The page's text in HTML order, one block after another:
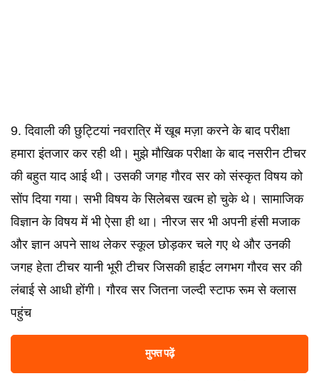
9. दिवाली की छुट्टियां नवरात्रि में खूब मज़ा करने के बाद परीक्षा
हमारा इंतजार कर रही थी। मुझे मौखिक परीक्षा के बाद नसरीन टीचर
की बहुत याद आई थी। उसकी जगह गौरव सर को संस्कृत विषय को
सोंप दिया गया। सभी विषय के सिलेबस खत्म हो चुके थे। सामाजिक
विज्ञान के विषय में भी ऐसा ही था। नीरज सर भी अपनी हंसी मजाक
और ज्ञान अपने साथ लेकर स्कूल छोड़कर चले गए थे और उनकी
जगह हेता टीचर यानी भूरी टीचर जिसकी हाईट लगभग गौरव सर की
लंबाई से आधी होंगी। गौरव सर जितना जल्दी स्टाफ रूम से क्लास
पहुंच
मुफ्त पढ़ें